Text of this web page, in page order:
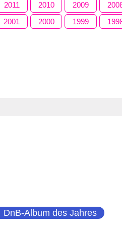
2011 2010 2009
2001 2000 1999
DnB-Album des Jahres